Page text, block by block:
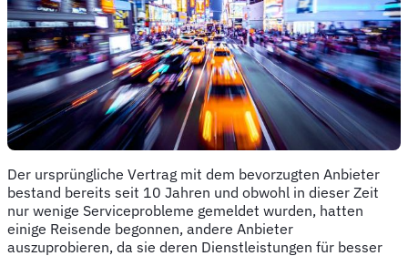
Der ursprüngliche Vertrag mit dem bevorzugten Anbieter
bestand bereits seit 10 Jahren und obwohl in dieser Zeit
nur wenige Serviceprobleme gemeldet wurden, hatten
einige Reisende begonnen, andere Anbieter
auszuprobieren, da sie deren Dienstleistungen für besser